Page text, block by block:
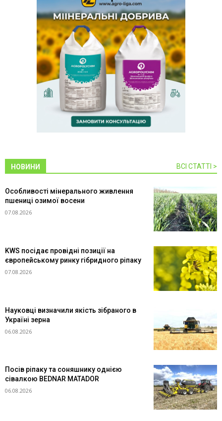
НОВИНИ ВСІ СТАТТІ >
Особливості мінерального живлення
пшениці озимої восени
07.08.2026
KWS посідає провідні позиції на
європейському ринку гібридного ріпаку
07.08.2026
Науковці визначили якість зібраного в
Україні зерна
06.08.2026
Посів ріпаку та соняшнику однією
сівалкою BEDNAR MATADOR
06.08.2026